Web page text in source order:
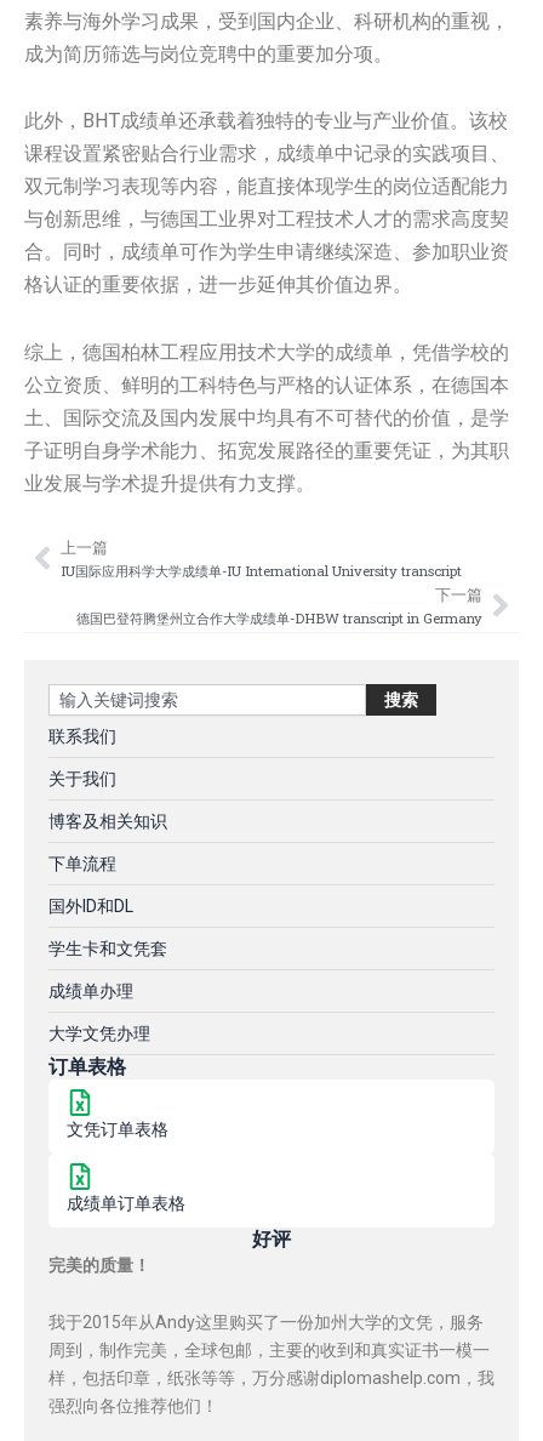
素养与海外学习成果，受到国内企业、科研机构的重视，
成为简历筛选与岗位竞聘中的重要加分项。
此外，BHT成绩单还承载着独特的专业与产业价值。该校
课程设置紧密贴合行业需求，成绩单中记录的实践项目、
双元制学习表现等内容，能直接体现学生的岗位适配能力
与创新思维，与德国工业界对工程技术人才的需求高度契
合。同时，成绩单可作为学生申请继续深造、参加职业资
格认证的重要依据，进一步延伸其价值边界。
综上，德国柏林工程应用技术大学的成绩单，凭借学校的
公立资质、鲜明的工科特色与严格的认证体系，在德国本
土、国际交流及国内发展中均具有不可替代的价值，是学
子证明自身学术能力、拓宽发展路径的重要凭证，为其职
业发展与学术提升提供有力支撑。
Prev
上一篇
IU国际应用科学大学成绩单-IU International University transcript
下一篇
德国巴登符腾堡州立合作大学成绩单-DHBW transcript in Germany
Search 搜索
联系我们
关于我们
博客及相关知识
下单流程
国外ID和DL
学生卡和文凭套
成绩单办理
大学文凭办理
订单表格
文凭订单表格
成绩单订单表格
好评
完美的质量！
我于2015年从Andy这里购买了一份加州大学的文凭，服务
周到，制作完美，全球包邮，主要的收到和真实证书一模一
样，包括印章，纸张等等，万分感谢diplomashelp.com，我
强烈向各位推荐他们！